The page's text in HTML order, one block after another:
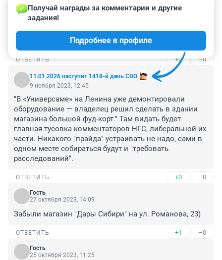
находящихся под воздействием капиталистической
пропаганды рабочих и крестьян капиталистических
стран на их родном языке." - вот это что за бред
ОТВЕТИТЬ +0 –0
11.01.2026 наступит 1418-й день СВО
Получай награды за комментарии и другие
задания!
Подробнее в профиле
9 ноября 2023, 12:45
"В «Универсаме» на Ленина уже демонтировали
оборудование — владелец решил сделать в здании
магазина большой фуд-корт." Там видать будет
главная тусовка комментаторов НГС, либеральной их
части. Никакого "прайда" устраивать не надо, сами в
одном месте собираться будут и "требовать
расследований".
ОТВЕТИТЬ +0 –0
Гость
27 октября 2023, 14:09
Забыли магазин "Дары Сибири" на ул. Романова, 23)
ОТВЕТИТЬ +1 –0
Гость
25 октября 2023, 11:25